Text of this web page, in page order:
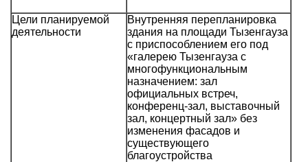
Цели планируемой
деятельности
Внутренняя перепланировка
здания на площади Тызенгауза
с приспособлением его под
«галерею Тызенгауза с
многофункциональным
назначением: зал
официальных встреч,
конференц-зал, выставочный
зал, концертный зал» без
изменения фасадов и
существующего
благоустройства